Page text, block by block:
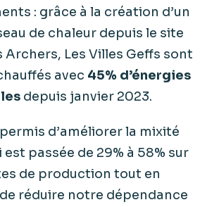
: grâce à la création d’un
de chaleur depuis le site
Archers, Les Villes Geffs sont
avec 45% d’énergies
depuis janvier 2023.
d’améliorer la mixité
passée de 29% à 58% sur
de production tout en
réduire notre dépendance